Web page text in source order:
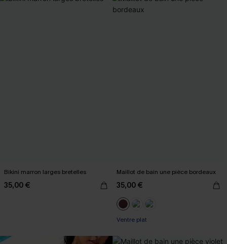
Bikini marron larges bretelles
35,00 €
Maillot de bain une pièce bordeaux
35,00 €
Ventre plat